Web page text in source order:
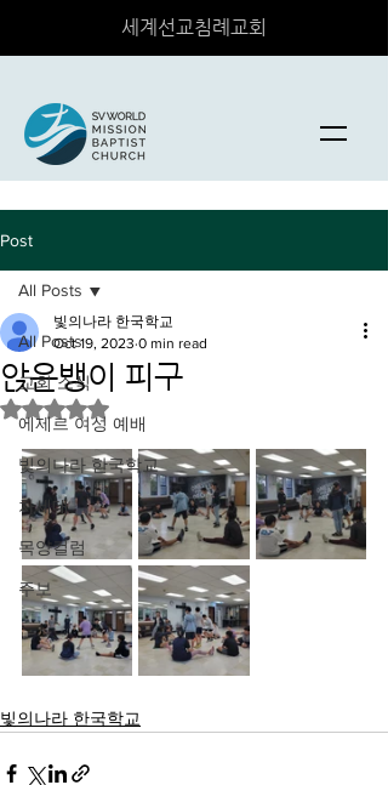
세계선교침례교회
Post
All Posts
교회 소식
에제르 여성 예배
빛의나라 한국학교
차세대
목양컬럼
주보
All Posts
앉은뱅이 피구
빛의나라 한국학교
Oct 19, 2023 0 min read
Rated NaN out of 5 stars.
빛의나라 한국학교